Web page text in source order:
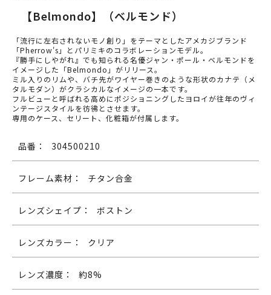
【Belmondo】（ベルモンド）
「流行に左右されないモノ創り」をテーマとしたアメカジブランド
「Pherrow's」とパリミキのコラボレーションモデル。
『勝手にしやがれ』でも知られる名優ジャン・ポール・ベルモンドを
イメージした「Belmondo」がリリース。
ミル入りのリムや、バチ先がワイヤー巻きのような形状のカナテ（メ
タルモダン）がクラシカルなイメージの一本です。
フルビューと呼ばれる高めにポジショニングしたヨロイが往年のヴィ
ンテージスタイルを彷彿とさせます。
専用のケース、セリート、化粧箱が付属します。
品番： 304500210
フレーム素材： チタン合金
レンズシェイプ： ボストン
レンズカラー： クリア
レンズ濃度： 約8%